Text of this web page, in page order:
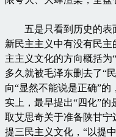
五是只看到历史的表
新民主主义中有没有民
主主义文化的方向概括
多久就被毛泽东删去了“
向“显然不能说是正确”
实上，最早提出“四化”的
取艾思奇关于准备陕甘
提三民主义文化，“以提